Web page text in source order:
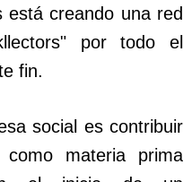
está creando una red
por todo el
fin.
social es contribuir
materia prima